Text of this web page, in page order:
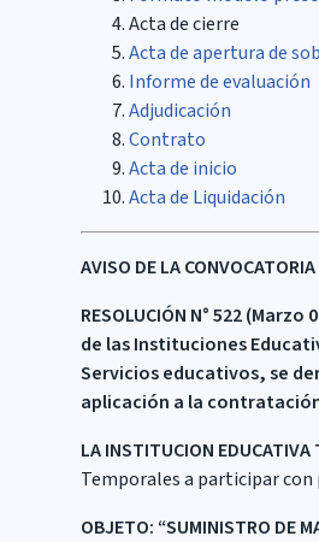
Acta de cierre
Acta de apertura de
Informe de evaluación
Adjudicación
Contrato
Acta de inicio
Acta de Liquidación
AVISO DE LA
RESOLUCIÓN N° 522
de las Instituciones
Servicios educativos, se
aplicación a la
LA INSTITUCION EDUCATIVA
Temporales a participar
OBJETO: “SUMINISTRO DE